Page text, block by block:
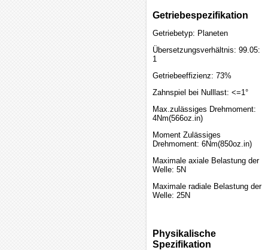
Getriebespezifikation
Getriebetyp: Planeten
Übersetzungsverhältnis: 99.05:
1
Getriebeeffizienz: 73%
Zahnspiel bei Nulllast: <=1°
Max.zulässiges Drehmoment:
4Nm(566oz.in)
Moment Zulässiges
Drehmoment: 6Nm(850oz.in)
Maximale axiale Belastung der
Welle: 5N
Maximale radiale Belastung der
Welle: 25N
Physikalische
Spezifikation